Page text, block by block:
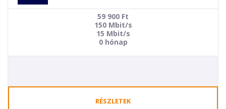
59 900 Ft
150 Mbit/s
15 Mbit/s
0 hónap
RÉSZLETEK